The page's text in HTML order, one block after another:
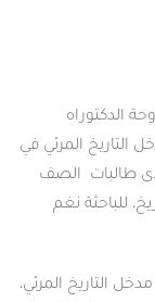
الدكتوراه
التاريخ المرئي في
لدى طالبات الصف
للباحثة نغم
التاريخ المرئي،